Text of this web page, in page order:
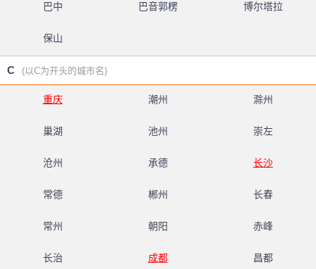
巴中 巴音郭楞 博尔塔拉
保山
C (以C为开头的城市名)
重庆 潮州 滁州
巢湖 池州 崇左
沧州 承德 长沙
常德 郴州 长春
常州 朝阳 赤峰
长治 成都 昌都